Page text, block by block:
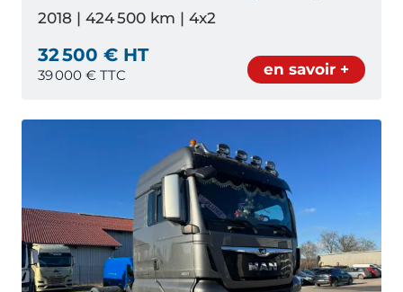
2018 | 424 500 km | 4x2
32 500 € HT
39 000 € TTC en savoir +